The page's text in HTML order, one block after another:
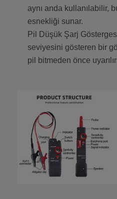
aynı anda kullanılabilir,
esnekliği sunar.
Pil Düşük Şarj
seviyesini gösteren bir
pil bitmeden önce